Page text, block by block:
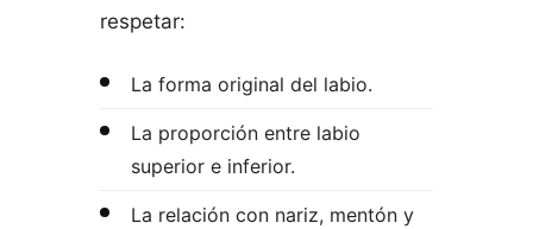
respetar:
La forma original del labio.
La proporción entre labio
superior e inferior.
La relación con nariz, mentón y